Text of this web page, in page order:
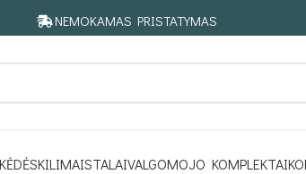
NEMOKAMAS PRISTATYMAS
KĖDĖSKILIMAISTALAIVALGOMOJO KOMPLEKTAI